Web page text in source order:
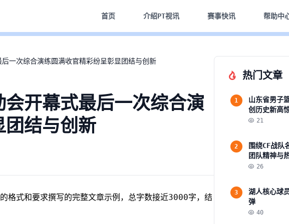
首页 介绍PT视讯 赛事快讯 帮助中
一次综合演练圆满收官精彩纷呈彰显团结与创新
开幕式最后一次综合演
团结与创新
格式和要求撰写的完整文章示例，总字数接近3000字，结
热门文章
1
山东省男子
创历史新高
21
2
围绕CF战队
团队精神与
26
3
湖人核心球
弹
40